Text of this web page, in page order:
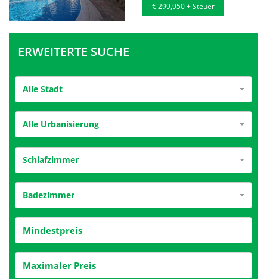
€ 299,950 + Steuer
ERWEITERTE SUCHE
Alle Stadt
Alle Urbanisierung
Schlafzimmer
Badezimmer